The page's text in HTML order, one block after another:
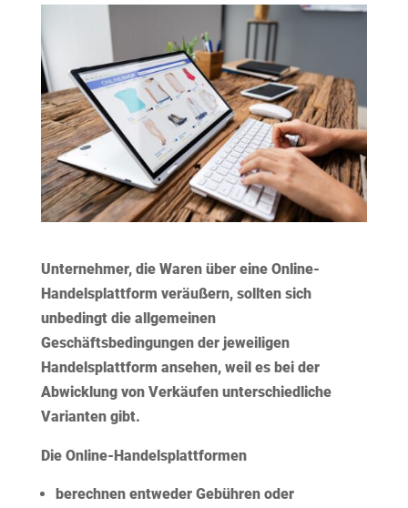
Unternehmer, die Waren über eine Online-
Handelsplattform veräußern, sollten sich
unbedingt die allgemeinen
Geschäftsbedingungen der jeweiligen
Handelsplattform ansehen, weil es bei der
Abwicklung von Verkäufen unterschiedliche
Varianten gibt.
Die Online-Handelsplattformen
berechnen entweder Gebührenoder